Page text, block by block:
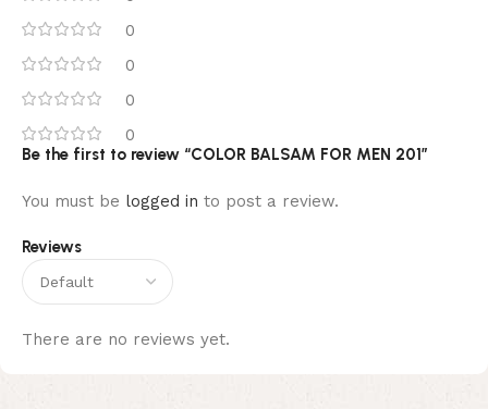
0
0
0
0
Reviews
There are no reviews yet.
Be the first to review “COLOR BALSAM FOR MEN 201”
You must be logged in to post a review.